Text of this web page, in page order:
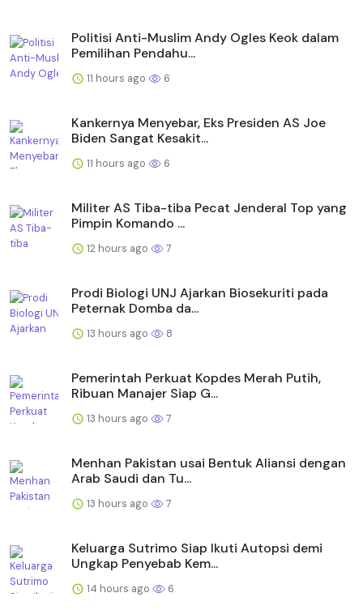
Politisi Anti-Muslim Andy Ogles Keok dalam
Pemilihan Pendahu...
11 hours ago 6
Kankernya Menyebar, Eks Presiden AS Joe
Biden Sangat Kesakit...
11 hours ago 6
Militer AS Tiba-tiba Pecat Jenderal Top yang
Pimpin Komando ...
12 hours ago 7
Prodi Biologi UNJ Ajarkan Biosekuriti pada
Peternak Domba da...
13 hours ago 8
Pemerintah Perkuat Kopdes Merah Putih,
Ribuan Manajer Siap G...
13 hours ago 7
Menhan Pakistan usai Bentuk Aliansi dengan
Arab Saudi dan Tu...
13 hours ago 7
Keluarga Sutrimo Siap Ikuti Autopsi demi
Ungkap Penyebab Kem...
14 hours ago 6